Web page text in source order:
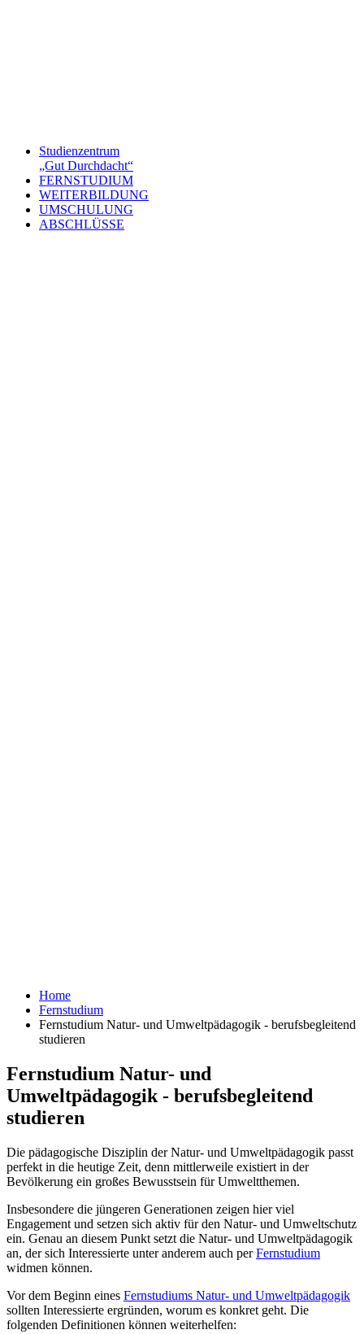
Studienzentrum
„Gut Durchdacht“
FERNSTUDIUM
WEITERBILDUNG
UMSCHULUNG
ABSCHLÜSSE
Home
Fernstudium
Fernstudium Natur- und Umweltpädagogik - berufsbegleitend
studieren
Fernstudium Natur- und
Umweltpädagogik - berufsbegleitend
studieren
Die pädagogische Disziplin der Natur- und Umweltpädagogik passt
perfekt in die heutige Zeit, denn mittlerweile existiert in der
Bevölkerung ein großes Bewusstsein für Umweltthemen.
Insbesondere die jüngeren Generationen zeigen hier viel
Engagement und setzen sich aktiv für den Natur- und Umweltschutz
ein. Genau an diesem Punkt setzt die Natur- und Umweltpädagogik
an, der sich Interessierte unter anderem auch perFernstudium
widmen können.
Vor dem Beginn eines Fernstudiums Natur- und Umweltpädagogik
sollten Interessierte ergründen, worum es konkret geht. Die
folgenden Definitionen können weiterhelfen: